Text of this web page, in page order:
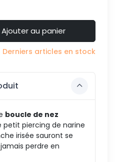
Ajouter au panier
Derniers articles en stock
boucle de nez
petit piercing de narine
irisée sauront se
perdre en